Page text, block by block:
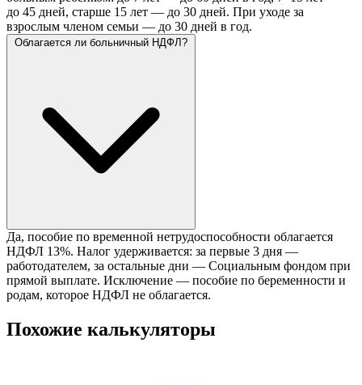
до 45 дней, старше 15 лет — до 30 дней. При уходе за
взрослым членом семьи — до 30 дней в год.
Облагается ли больничный НДФЛ?
Да, пособие по временной нетрудоспособности облагается
НДФЛ 13%. Налог удерживается: за первые 3 дня —
работодателем, за остальные дни — Социальным фондом при
прямой выплате. Исключение — пособие по беременности и
родам, которое НДФЛ не облагается.
Похожие калькуляторы